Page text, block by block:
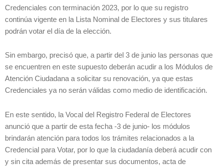
Credenciales con terminación 2023, por lo que su registro
continúa vigente en la Lista Nominal de Electores y sus titulares
podrán votar el día de la elección.
Sin embargo, precisó que, a partir del 3 de junio las personas que
se encuentren en este supuesto deberán acudir a los Módulos de
Atención Ciudadana a solicitar su renovación, ya que estas
Credenciales ya no serán válidas como medio de identificación.
En este sentido, la Vocal del Registro Federal de Electores
anunció que a partir de esta fecha -3 de junio- los módulos
brindarán atención para todos los trámites relacionados a la
Credencial para Votar, por lo que la ciudadanía deberá acudir con
y sin cita además de presentar sus documentos, acta de